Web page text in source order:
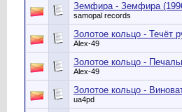
Земфира - Земфира
samopal records
Золотое кольцо - Течёт
Alex-49
Золотое кольцо -
Alex-49
Золотое кольцо -
ua4pd